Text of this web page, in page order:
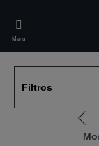
main
content
Menu
Filtros
Ir